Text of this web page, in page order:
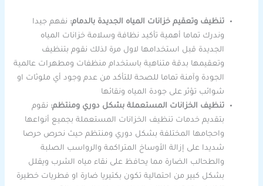
تنظيف وتعقيم خزانات المياه الجديدة بالدمام: نفهم جيدا
وندرك تماما أهمية تأكيد نظافة وسلامة خزانات المياه
الجديدة قبل استخدامها لاول مرة لذلك نقوم بتنظيف
وتعقيمها بدقة متناهية باستخدام منظفات ومطهرات عالمية
الجودة وآمنة تماما للصحة للتأكد من عدم وجود أي ملوثات او
شوائب تؤثر على جودة المياه ونقائها
تنظيف الخزانات المستعملة بشكل دوري ومنتظم: نقوم
بتقديم خدمات تنظيف الخزانات المستعملة بجميع أنواعها
واحجامها المختلفة بشكل دوري ومنتظم حيث نحرص حرصا
شديدا على إزالة الأوساخ المتراكمة والرواسب الصلبة
والطحالب الضارة مما يحافظ على نقاء مياه الشرب ويقلل
بشكل كبير من احتمالية تكون بكتيريا ضارة او فطريات خطيرة